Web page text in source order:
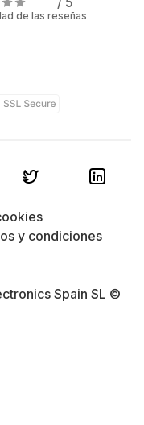
de las reseñas
Spain SL ©
y condiciones